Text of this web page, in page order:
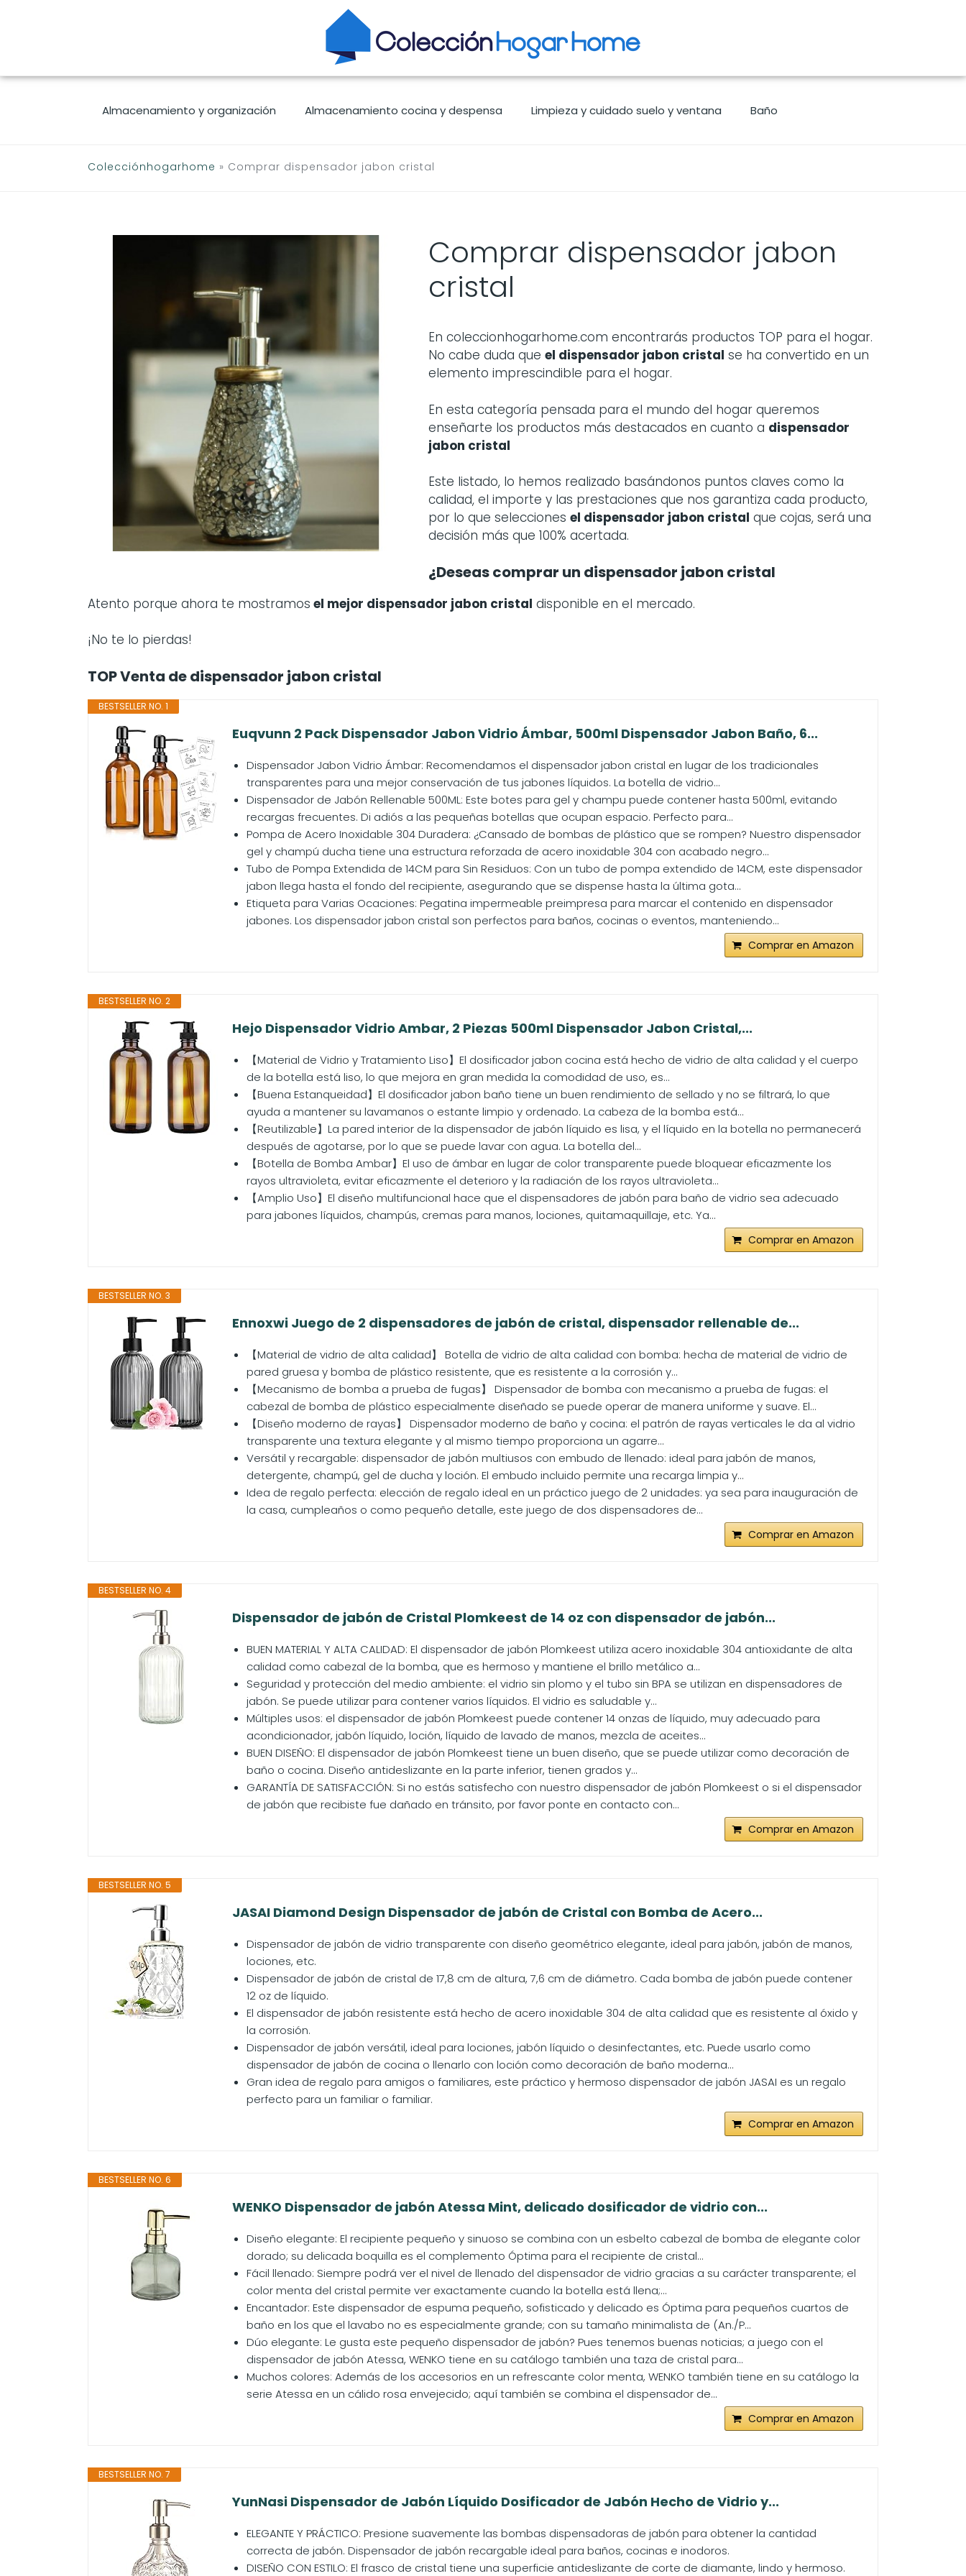
Almacenamiento y organización Almacenamiento cocina y despensa Limpieza y cuidado suelo y ventana Baño
Colecciónhogarhome » Comprar dispensador jabon cristal
Comprar dispensador jabon
cristal
En coleccionhogarhome.com encontrarás productos TOP para el hogar.
No cabe duda que el dispensador jabon cristal se ha convertido en un
elemento imprescindible para el hogar.
En esta categoría pensada para el mundo del hogar queremos
enseñarte los productos más destacados en cuanto a dispensador
jabon cristal
Este listado, lo hemos realizado basándonos puntos claves como la
calidad, el importe y las prestaciones que nos garantiza cada producto,
por lo que selecciones el dispensador jabon cristal que cojas, será una
decisión más que 100% acertada.
¿Deseas comprar un dispensador jabon cristal
Atento porque ahora te mostramos el mejor dispensador jabon cristal disponible en el mercado.
¡No te lo pierdas!
TOP Venta de dispensador jabon cristal
BESTSELLER NO. 1
Euqvunn 2 Pack Dispensador Jabon Vidrio Ámbar, 500ml Dispensador Jabon Baño, 6...
Dispensador Jabon Vidrio Ámbar: Recomendamos el dispensador jabon cristal en lugar de los tradicionales
transparentes para una mejor conservación de tus jabones líquidos. La botella de vidrio...
Dispensador de Jabón Rellenable 500ML: Este botes para gel y champu puede contener hasta 500ml, evitando
recargas frecuentes. Di adiós a las pequeñas botellas que ocupan espacio. Perfecto para...
Pompa de Acero Inoxidable 304 Duradera: ¿Cansado de bombas de plástico que se rompen? Nuestro dispensador
gel y champú ducha tiene una estructura reforzada de acero inoxidable 304 con acabado negro...
Tubo de Pompa Extendida de 14CM para Sin Residuos: Con un tubo de pompa extendido de 14CM, este dispensador
jabon llega hasta el fondo del recipiente, asegurando que se dispense hasta la última gota...
Etiqueta para Varias Ocaciones: Pegatina impermeable preimpresa para marcar el contenido en dispensador
jabones. Los dispensador jabon cristal son perfectos para baños, cocinas o eventos, manteniendo...
Comprar en Amazon
BESTSELLER NO. 2
Hejo Dispensador Vidrio Ambar, 2 Piezas 500ml Dispensador Jabon Cristal,...
【Material de Vidrio y Tratamiento Liso】El dosificador jabon cocina está hecho de vidrio de alta calidad y el cuerpo
de la botella está liso, lo que mejora en gran medida la comodidad de uso, es...
【Buena Estanqueidad】El dosificador jabon baño tiene un buen rendimiento de sellado y no se filtrará, lo que
ayuda a mantener su lavamanos o estante limpio y ordenado. La cabeza de la bomba está...
【Reutilizable】La pared interior de la dispensador de jabón líquido es lisa, y el líquido en la botella no permanecerá
después de agotarse, por lo que se puede lavar con agua. La botella del...
【Botella de Bomba Ambar】El uso de ámbar en lugar de color transparente puede bloquear eficazmente los
rayos ultravioleta, evitar eficazmente el deterioro y la radiación de los rayos ultravioleta...
【Amplio Uso】El diseño multifuncional hace que el dispensadores de jabón para baño de vidrio sea adecuado
para jabones líquidos, champús, cremas para manos, lociones, quitamaquillaje, etc. Ya...
Comprar en Amazon
BESTSELLER NO. 3
Ennoxwi Juego de 2 dispensadores de jabón de cristal, dispensador rellenable de...
【Material de vidrio de alta calidad】 Botella de vidrio de alta calidad con bomba: hecha de material de vidrio de
pared gruesa y bomba de plástico resistente, que es resistente a la corrosión y...
【Mecanismo de bomba a prueba de fugas】 Dispensador de bomba con mecanismo a prueba de fugas: el
cabezal de bomba de plástico especialmente diseñado se puede operar de manera uniforme y suave. El...
【Diseño moderno de rayas】 Dispensador moderno de baño y cocina: el patrón de rayas verticales le da al vidrio
transparente una textura elegante y al mismo tiempo proporciona un agarre...
Versátil y recargable: dispensador de jabón multiusos con embudo de llenado: ideal para jabón de manos,
detergente, champú, gel de ducha y loción. El embudo incluido permite una recarga limpia y...
Idea de regalo perfecta: elección de regalo ideal en un práctico juego de 2 unidades: ya sea para inauguración de
la casa, cumpleaños o como pequeño detalle, este juego de dos dispensadores de...
Comprar en Amazon
BESTSELLER NO. 4
Dispensador de jabón de Cristal Plomkeest de 14 oz con dispensador de jabón...
BUEN MATERIAL Y ALTA CALIDAD: El dispensador de jabón Plomkeest utiliza acero inoxidable 304 antioxidante de alta
calidad como cabezal de la bomba, que es hermoso y mantiene el brillo metálico a...
Seguridad y protección del medio ambiente: el vidrio sin plomo y el tubo sin BPA se utilizan en dispensadores de
jabón. Se puede utilizar para contener varios líquidos. El vidrio es saludable y...
Múltiples usos: el dispensador de jabón Plomkeest puede contener 14 onzas de líquido, muy adecuado para
acondicionador, jabón líquido, loción, líquido de lavado de manos, mezcla de aceites...
BUEN DISEÑO: El dispensador de jabón Plomkeest tiene un buen diseño, que se puede utilizar como decoración de
baño o cocina. Diseño antideslizante en la parte inferior, tienen grados y...
GARANTÍA DE SATISFACCIÓN: Si no estás satisfecho con nuestro dispensador de jabón Plomkeest o si el dispensador
de jabón que recibiste fue dañado en tránsito, por favor ponte en contacto con...
Comprar en Amazon
BESTSELLER NO. 5
JASAI Diamond Design Dispensador de jabón de Cristal con Bomba de Acero...
Dispensador de jabón de vidrio transparente con diseño geométrico elegante, ideal para jabón, jabón de manos,
lociones, etc.
Dispensador de jabón de cristal de 17,8 cm de altura, 7,6 cm de diámetro. Cada bomba de jabón puede contener
12 oz de líquido.
El dispensador de jabón resistente está hecho de acero inoxidable 304 de alta calidad que es resistente al óxido y
la corrosión.
Dispensador de jabón versátil, ideal para lociones, jabón líquido o desinfectantes, etc. Puede usarlo como
dispensador de jabón de cocina o llenarlo con loción como decoración de baño moderna...
Gran idea de regalo para amigos o familiares, este práctico y hermoso dispensador de jabón JASAI es un regalo
perfecto para un familiar o familiar.
Comprar en Amazon
BESTSELLER NO. 6
WENKO Dispensador de jabón Atessa Mint, delicado dosificador de vidrio con...
Diseño elegante: El recipiente pequeño y sinuoso se combina con un esbelto cabezal de bomba de elegante color
dorado; su delicada boquilla es el complemento Óptima para el recipiente de cristal...
Fácil llenado: Siempre podrá ver el nivel de llenado del dispensador de vidrio gracias a su carácter transparente; el
color menta del cristal permite ver exactamente cuando la botella está llena;...
Encantador: Este dispensador de espuma pequeño, sofisticado y delicado es Óptima para pequeños cuartos de
baño en los que el lavabo no es especialmente grande; con su tamaño minimalista de (An./P...
Dúo elegante: Le gusta este pequeño dispensador de jabón? Pues tenemos buenas noticias; a juego con el
dispensador de jabón Atessa, WENKO tiene en su catálogo también una taza de cristal para...
Muchos colores: Además de los accesorios en un refrescante color menta, WENKO también tiene en su catálogo la
serie Atessa en un cálido rosa envejecido; aquí también se combina el dispensador de...
Comprar en Amazon
BESTSELLER NO. 7
YunNasi Dispensador de Jabón Líquido Dosificador de Jabón Hecho de Vidrio y...
ELEGANTE Y PRÁCTICO: Presione suavemente las bombas dispensadoras de jabón para obtener la cantidad
correcta de jabón. Dispensador de jabón recargable ideal para baños, cocinas e inodoros.
DISEÑO CON ESTILO: El frasco de cristal tiene una superficie antideslizante de corte de diamante, lindo y hermoso.